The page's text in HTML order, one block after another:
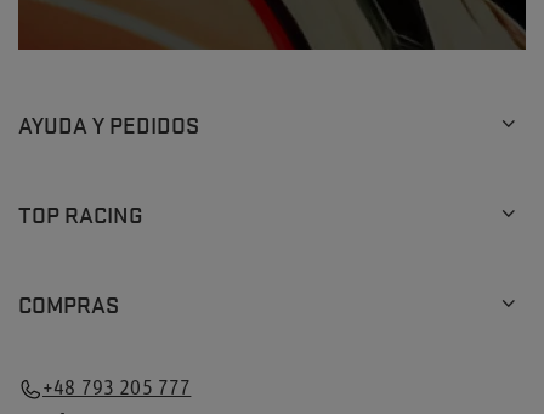
AYUDA Y PEDIDOS
TOP RACING
COMPRAS
+48 793 205 777